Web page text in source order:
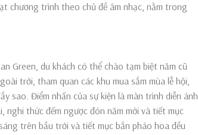
chương trình theo chủ đề âm nhạc, nằm trong
Green, du khách có thể chào tạm biệt năm cũ
trời, tham quan các khu mua sắm mùa lễ hội,
sao. Điểm nhấn của sự kiện là màn trình diễn ánh
thức đếm ngược đón năm mới và tiết mục
trên bầu trời và tiết mục bắn pháo hoa đều